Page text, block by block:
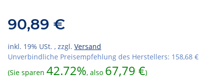
90,89 €
inkl. 19% USt. , zzgl. Versand
Unverbindliche Preisempfehlung des Herstellers: 158,68 €
(Sie sparen 42.72%, also 67,79 €)